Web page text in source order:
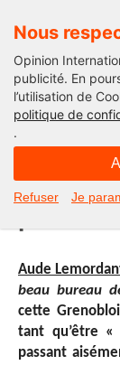
Nous
Opinion
publicité. En
l’utilisation de
politique de
.
Refuser Je
Opinion
Aude
Aude
beau bureau
cette
tant qu’être «
passant